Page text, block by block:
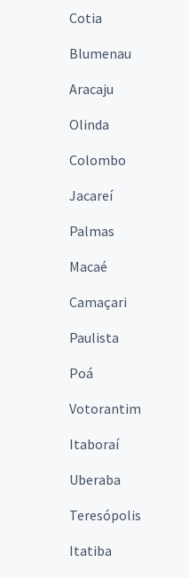
Cotia
Blumenau
Aracaju
Olinda
Colombo
Jacareí
Palmas
Macaé
Camaçari
Paulista
Poá
Votorantim
Itaboraí
Uberaba
Teresópolis
Itatiba